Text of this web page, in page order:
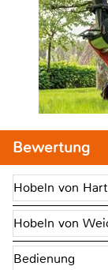
Bewertung
Hobeln von
Hobeln von
Bedienung